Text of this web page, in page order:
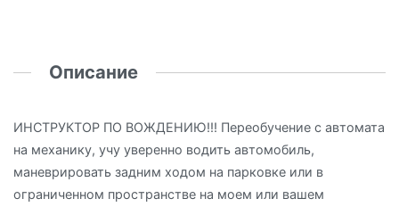
Описание
ИНСТРУКТОР ПО ВОЖДЕНИЮ!!! Переобучение с автомата
на механику, учу уверенно водить автомобиль,
маневрировать задним ходом на парковке или в
ограниченном пространстве на моем или вашем